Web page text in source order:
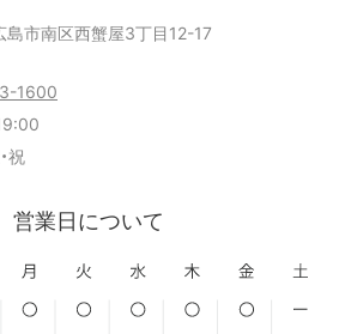
島市南区西蟹屋3丁目12-17
1600
祝
営業日について